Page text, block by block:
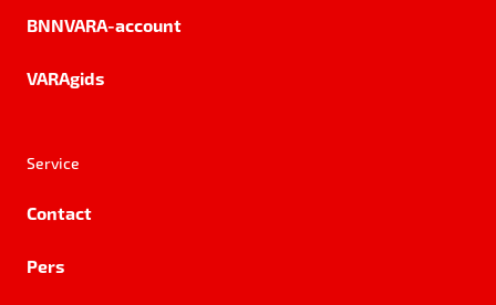
BNNVARA-account
VARAgids
Service
Contact
Pers